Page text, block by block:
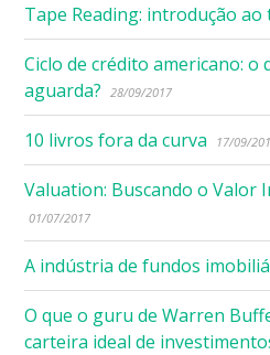
Tape Reading: introdução ao
Ciclo de crédito americano:
aguarda?
28/09/2017
10 livros fora da curva 17/09/
Valuation: Buscando o Valor
01/07/2017
A indústria de fundos
O que o guru de Warren
carteira ideal de